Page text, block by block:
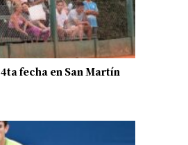
fecha en San Martín